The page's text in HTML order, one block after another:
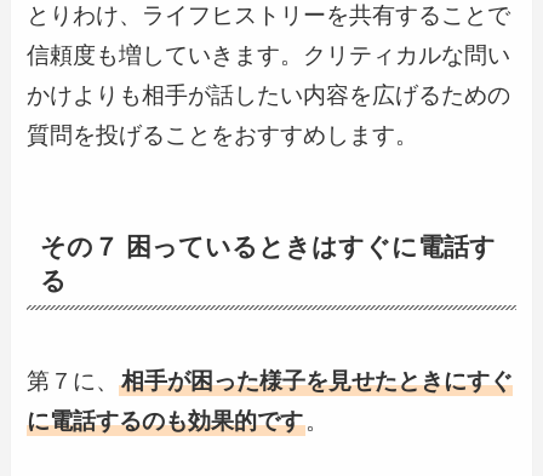
とりわけ、ライフヒストリーを共有することで
信頼度も増していきます。クリティカルな問い
かけよりも相手が話したい内容を広げるための
質問を投げることをおすすめします。
その７ 困っているときはすぐに電話す
る
第７に、相手が困った様子を見せたときにすぐ
に電話するのも効果的です。